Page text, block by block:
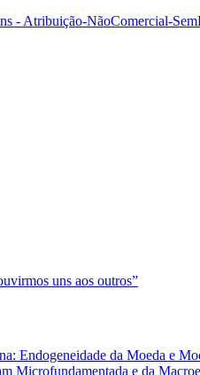
- Atribuição-NãoComercial-
uns aos outros”
Endogeneidade da Moeda e
Microfundamentada e da